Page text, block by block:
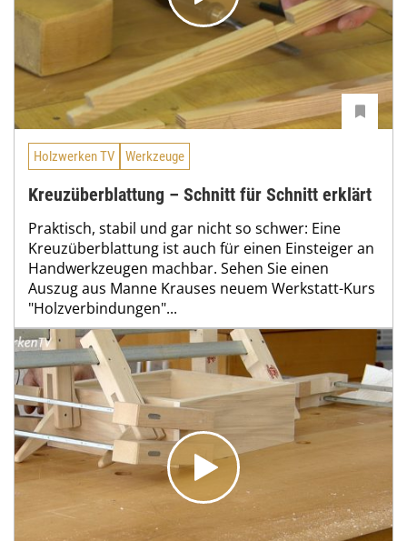
Holzwerken TV Werkzeuge
Kreuzüberblattung – Schnitt für Schnitt erklärt
Praktisch, stabil und gar nicht so schwer: Eine
Kreuzüberblattung ist auch für einen Einsteiger an
Handwerkzeugen machbar. Sehen Sie einen
Auszug aus Manne Krauses neuem Werkstatt-Kurs
"Holzverbindungen"...